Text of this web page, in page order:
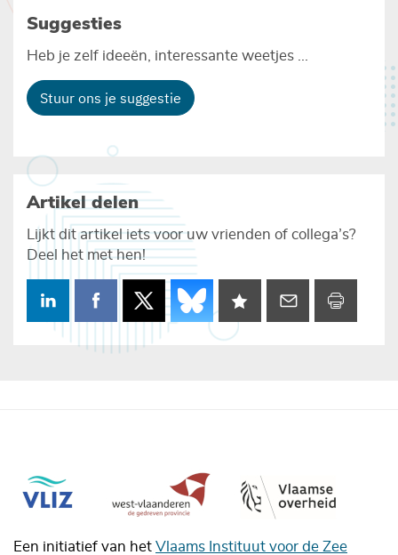
Suggesties
Heb je zelf ideeën, interessante weetjes ...
Stuur ons je suggestie
Artikel delen
Lijkt dit artikel iets voor uw vrienden of collega’s?
Deel het met hen!
Een initiatief van het Vlaams Instituut voor de Zee